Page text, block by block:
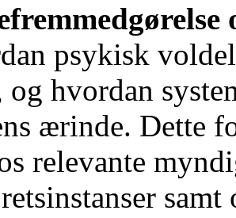
psykisk
og hvordan
ærinde. Dette
relevante
samt